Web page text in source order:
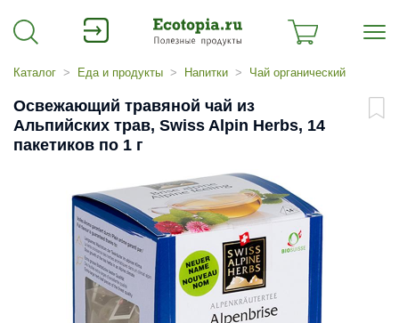
Каталог Еда и продукты Напитки Чай органический
Освежающий травяной чай из
Альпийских трав, Swiss Alpin Herbs, 14
пакетиков по 1 г